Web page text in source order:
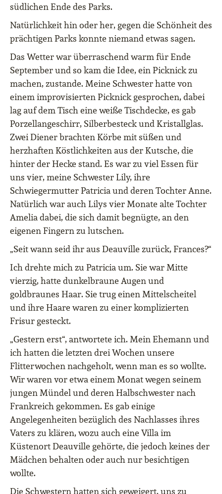
südlichen Ende des Parks.
Natürlichkeit hin oder her, gegen die Schönheit des
prächtigen Parks konnte niemand etwas sagen.
Das Wetter war überraschend warm für Ende
September und so kam die Idee, ein Picknick zu
machen, zustande. Meine Schwester hatte von
einem improvisierten Picknick gesprochen, dabei
lag auf dem Tisch eine weiße Tischdecke, es gab
Porzellangeschirr, Silberbesteck und Kristallglas.
Zwei Diener brachten Körbe mit süßen und
herzhaften Köstlichkeiten aus der Kutsche, die
hinter der Hecke stand. Es war zu viel Essen für
uns vier, meine Schwester Lily, ihre
Schwiegermutter Patricia und deren Tochter Anne.
Natürlich war auch Lilys vier Monate alte Tochter
Amelia dabei, die sich damit begnügte, an den
eigenen Fingern zu lutschen.
„Seit wann seid ihr aus Deauville zurück, Frances?“
Ich drehte mich zu Patricia um. Sie war Mitte
vierzig, hatte dunkelbraune Augen und
goldbraunes Haar. Sie trug einen Mittelscheitel
und ihre Haare waren zu einer komplizierten
Frisur gesteckt.
„Gestern erst“, antwortete ich. Mein Ehemann und
ich hatten die letzten drei Wochen unsere
Flitterwochen nachgeholt, wenn man es so wollte.
Wir waren vor etwa einem Monat wegen seinem
jungen Mündel und deren Halbschwester nach
Frankreich gekommen. Es gab einige
Angelegenheiten bezüglich des Nachlasses ihres
Vaters zu klären, wozu auch eine Villa im
Küstenort Deauville gehörte, die jedoch keines der
Mädchen behalten oder auch nur besichtigen
wollte.
Die Schwestern hatten sich geweigert, uns zu